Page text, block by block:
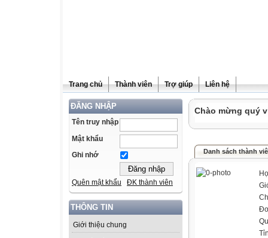
Trang chủ Thành viên Trợ giúp Liên hệ
ĐĂNG NHẬP
Tên truy nhập
Mật khẩu
Ghi nhớ
Quên mật khẩu ĐK thành viên
THÔNG TIN
Giới thiệu chung
Chào mừng quý
Danh sách thành